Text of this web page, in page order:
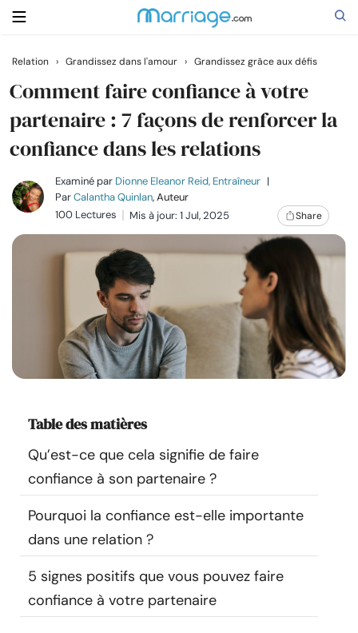
Rechercher
Se marier
Relations
Famille
Ressources
Communauté
Trouver un thérapeute
Langue
À propos de nous Contact Écrivez pour nous
Publicité avec
nous
Relation › Grandissez dans l'amour › Grandissez grâce aux défis
Comment faire confiance à votre
partenaire : 7 façons de renforcer la
confiance dans les relations
Examiné par Dionne Eleanor Reid, Entraîneur |
ParCalantha Quinlan, Auteur
100 Lectures
Mis à jour: 1 Jul, 2025 Share
Table des matières
Qu’est-ce que cela signifie de faire
confiance à son partenaire ?
Pourquoi la confiance est-elle importante
dans une relation ?
5 signes positifs que vous pouvez faire
confiance à votre partenaire